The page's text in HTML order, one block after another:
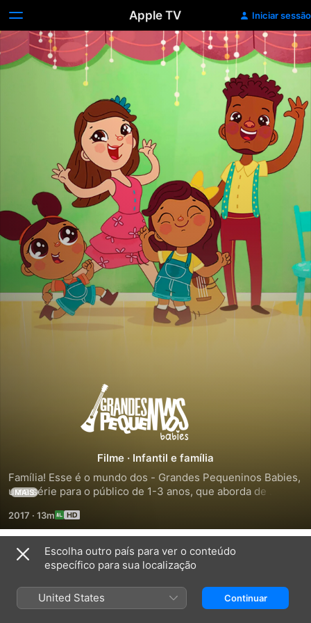
Apple TV Iniciar sessão
Grandes
Pequeninos
-
Babies
Filme · Infantil e família
Família! Esse é o mundo dos - Grandes Pequeninos Babies,
uma série para o público de 1-3 anos, que aborda de
o desenvolvimento cognitivo
MAIS
2017 · 13m
Trailers
Escolha outro país para ver o conteúdo
específico para sua localização
United States Continuar